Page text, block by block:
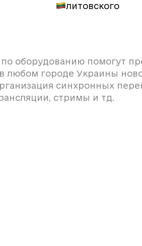
литовского
оборудованию помогут
любом городе Украины
синхронных
стримы и тд.